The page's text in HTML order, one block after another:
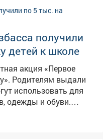
получили
детей к школе
акция «Первое
Родителям выдали
использовать для
одежды и обуви.
среди них - 29
них подготовили